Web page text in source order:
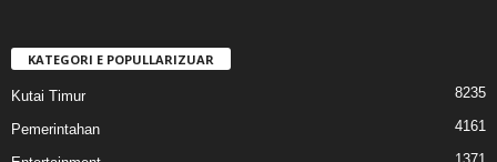
KATEGORI E POPULLARIZUAR
Kutai Timur 8235
Pemerintahan 4161